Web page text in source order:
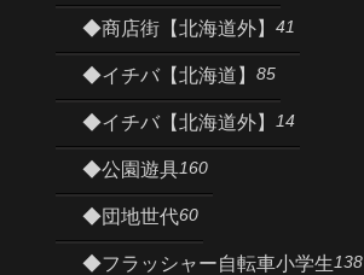
◆商店街【北海道外】 41
◆イチバ【北海道】 85
◆イチバ【北海道外】 14
◆公園遊具160
◆団地世代60
◆フラッシャー自転車小学生138